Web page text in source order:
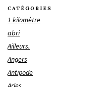
CATÉGORIES
1 kilomètre
abri
Ailleurs.
Angers
Antipode